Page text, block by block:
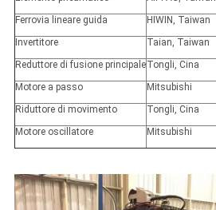
Ferrovia lineare guida
HIWIN, Taiwan
Invertitore
Taian, Taiwan
Reduttore di fusione principaleTongli, Cina
Motore a passo
Mitsubishi
Riduttore di movimento
Tongli, Cina
Motore oscillatore
Mitsubishi